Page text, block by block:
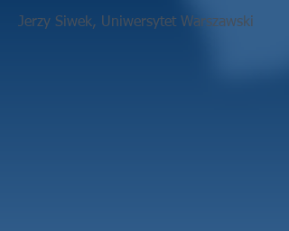
Jerzy Siwek, Uniwersytet Warszawski